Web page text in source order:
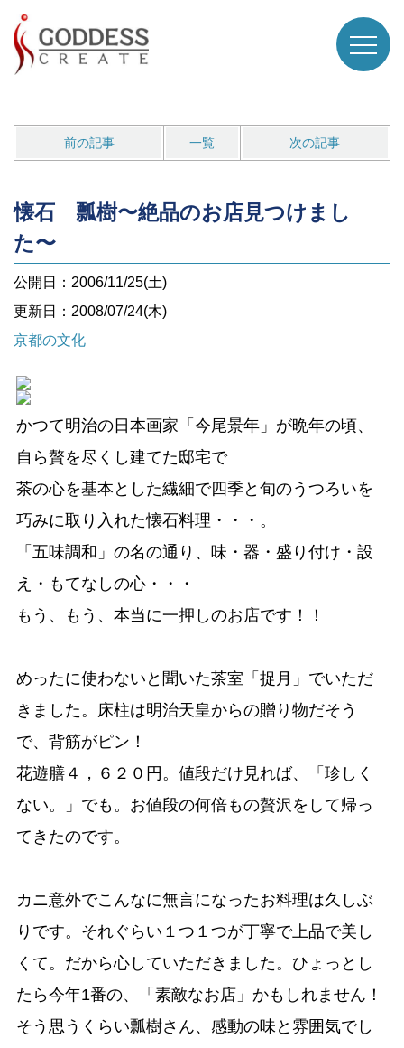
前の記事 一覧 次の記事
懐石 瓢樹〜絶品のお店見つけまし
た〜
公開日：2006/11/25(土)
更新日：2008/07/24(木)
京都の文化
かつて明治の日本画家「今尾景年」が晩年の頃、
自ら贅を尽くし建てた邸宅で
茶の心を基本とした繊細で四季と旬のうつろいを
巧みに取り入れた懐石料理・・・。
「五味調和」の名の通り、味・器・盛り付け・設
え・もてなしの心・・・
もう、もう、本当に一押しのお店です！！
めったに使わないと聞いた茶室「捉月」でいただ
きました。床柱は明治天皇からの贈り物だそう
で、背筋がピン！
花遊膳４，６２０円。値段だけ見れば、「珍しく
ない。」でも。お値段の何倍もの贅沢をして帰っ
てきたのです。
カニ意外でこんなに無言になったお料理は久しぶ
りです。それぐらい１つ１つが丁寧で上品で美し
くて。だから心していただきました。ひょっとし
たら今年1番の、「素敵なお店」かもしれません！
そう思うくらい瓢樹さん、感動の味と雰囲気でし